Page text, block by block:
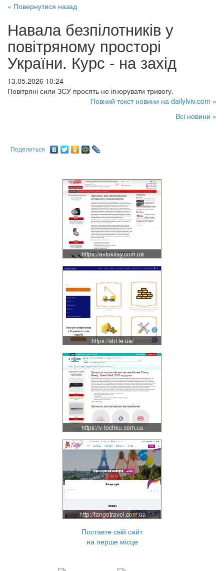
« Повернутися назад
Навала безпілотників у
повітряному просторі
України. Курс - на захід
13.05.2026 10:24
Повітряні сили ЗСУ просять не ігнорувати тривогу.
Повний текст новини на dailylviv.com »
Всі новини »
Поделиться
https://avtokitay.com.ua
https://sbt.te.ua/
https://v-tochku.com.ua
http://tangotravel.com.ua
Поставте свій сайт
на перше місце